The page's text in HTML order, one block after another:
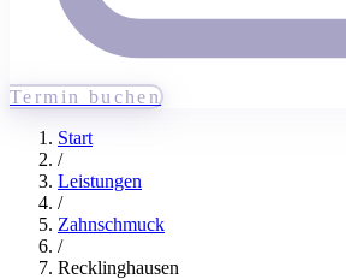
Termin buchen
Start
/
Leistungen
/
Zahnschmuck
/
Recklinghausen